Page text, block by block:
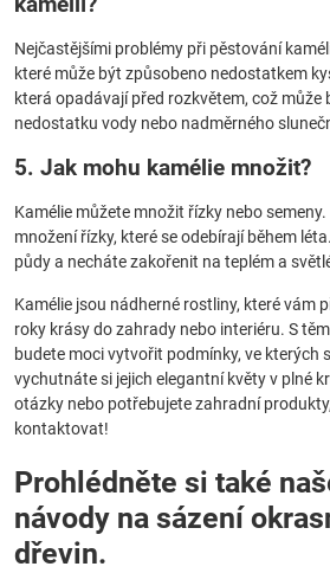
Nejčastějšími problémy při pěstování
které může být způsobeno nedostatkem
která opadávají před rozkvětem, což může
nedostatku vody nebo nadměrného
5. Jak mohu kamélie množit?
Kamélie můžete množit řízky nebo
množení řízky, které se odebírají během
půdy a necháte zakořenit na teplém a
Kamélie jsou nádherné rostliny, které vám
roky krásy do zahrady nebo interiéru. S
budete moci vytvořit podmínky, ve kterých
vychutnáte si jejich elegantní květy v plné
otázky nebo potřebujete zahradní
kontaktovat!
Prohlédněte si také
návody na sázení
dřevin.